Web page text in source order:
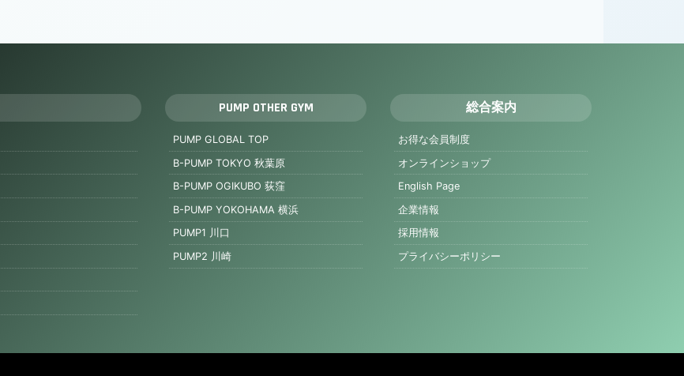
PUMP OTHER GYM
PUMP GLOBAL TOP
B-PUMP TOKYO 秋葉原
B-PUMP OGIKUBO 荻窪
B-PUMP YOKOHAMA 横浜
PUMP1 川口
PUMP2 川崎
総合案内
お得な会員制度
オンラインショップ
English Page
企業情報
採用情報
プライバシーポリシー